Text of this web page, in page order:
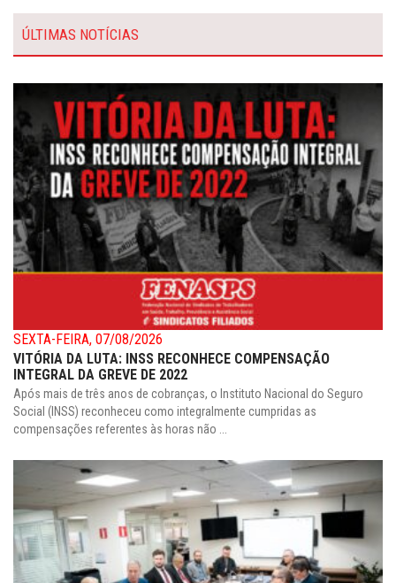
ÚLTIMAS NOTÍCIAS
SEXTA-FEIRA, 07/08/2026
VITÓRIA DA LUTA: INSS RECONHECE COMPENSAÇÃO
INTEGRAL DA GREVE DE 2022
Após mais de três anos de cobranças, o Instituto Nacional do Seguro
Social (INSS) reconheceu como integralmente cumpridas as
compensações referentes às horas não ...